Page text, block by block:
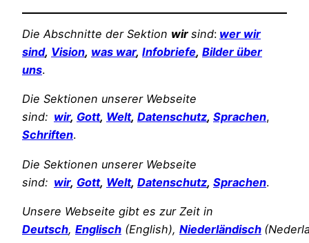
Die Abschnitte der Sektion wir sind: wer wir
sind, Vision, was war, Infobriefe, Bilder über
uns.
Die Sektionen unserer Webseite
sind: wir, Gott, Welt, Datenschutz, Sprachen,
Schriften.
Die Sektionen unserer Webseite
sind: wir, Gott, Welt, Datenschutz, Sprachen.
Unsere Webseite gibt es zur Zeit in
Deutsch, Englisch (English), Niederländisch